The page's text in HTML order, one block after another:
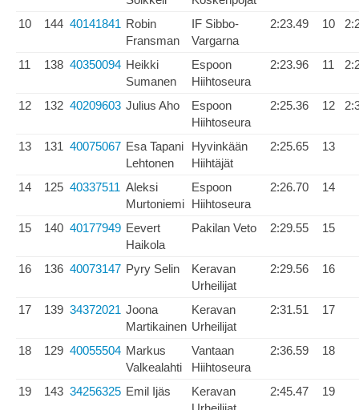
10 144 40141841 Robin
Fransman
IF Sibbo-
Vargarna
2:23.49 10
11 138 40350094 Heikki
Sumanen
Espoon
Hiihtoseura
2:23.96 11
12 132 40209603 Julius Aho
Espoon
Hiihtoseura
2:25.36 12
13 131 40075067 Esa Tapani
Lehtonen
Hyvinkään
Hiihtäjät
2:25.65 13
14 125 40337511 Aleksi
Murtoniemi
Espoon
Hiihtoseura
2:26.70 14
15 140 40177949 Eevert
Haikola
Pakilan Veto 2:29.55 15
16 136 40073147 Pyry Selin
Keravan
Urheilijat
2:29.56 16
17 139 34372021 Joona
Martikainen
Keravan
Urheilijat
2:31.51 17
18 129 40055504 Markus
Valkealahti
Vantaan
Hiihtoseura
2:36.59 18
19 143 34256325 Emil Ijäs
Keravan
2:45.47 19